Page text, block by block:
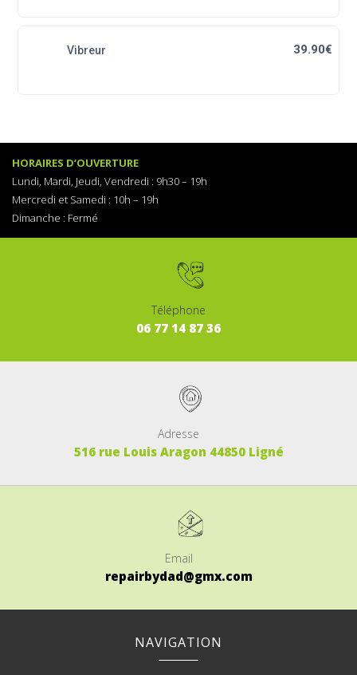
Vibreur 39.90€
HORAIRES D’OUVERTURE
Lundi, Mardi, Jeudi, Vendredi : 9h30 – 19h
Mercredi et Samedi : 10h – 19h
Dimanche : Fermé
Téléphone
06 77 14 87 36
Adresse
516 rue Louis Aragon 44850 Ligné
Email
repairbydad@gmx.com
NAVIGATION